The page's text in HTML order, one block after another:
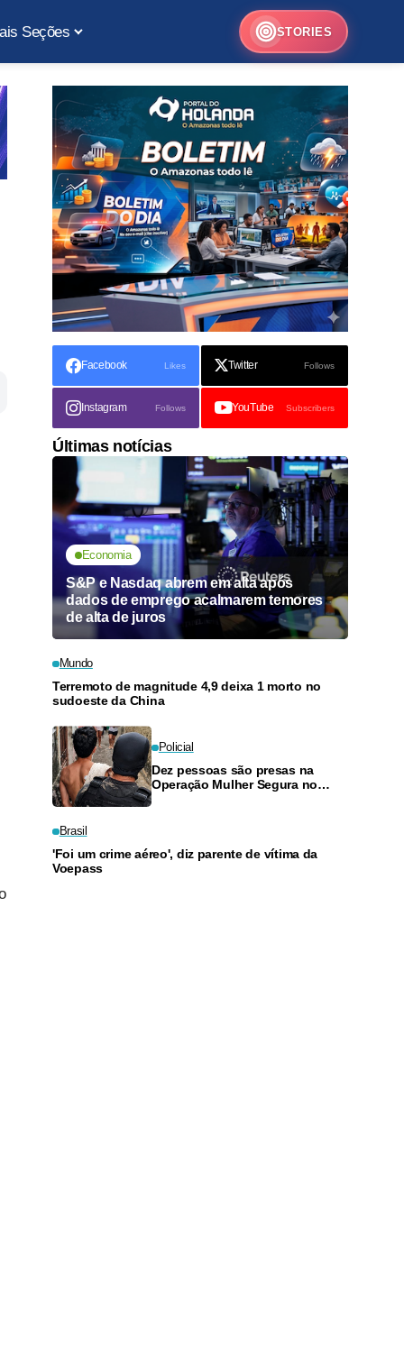
Seções STORIES
Facebook Likes Twitter Follows
Instagram Follows YouTube Subscribers
Últimas notícias
Economia
S&P e Nasdaq abrem em alta após
dados de emprego acalmarem temores
de alta de juros
Mundo
Terremoto de magnitude 4,9 deixa 1 morto no
sudoeste da China
Policial
Dez pessoas são presas na
Operação Mulher Segura no
Brasil
'Foi um crime aéreo', diz parente de vítima da
Voepass